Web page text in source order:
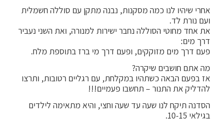
אחרי שיהיו לנו כמה מסקנות, נבנה מתקן עם סוללה חשמלית
ועם נורת לד.
את אחד מחוטי הסוללה נחבר ישירות למנורה, ואת השני נעביר
דרך מים:
פעם דרך מים מזוקקים, ופעם דרך מי ברז בתוספת מלח.
מה אתם חושבים שיקרה?
אז בפעם הבאה כשתהיו במקלחת, עם רגליים רטובות, ותרצו
להדליק את התנור – תחשבו פעמיים!!!
הסדנה תיקח לנו שעה עד שעה וחצי, והיא מתאימה לילדים
בגילאי 10-15.